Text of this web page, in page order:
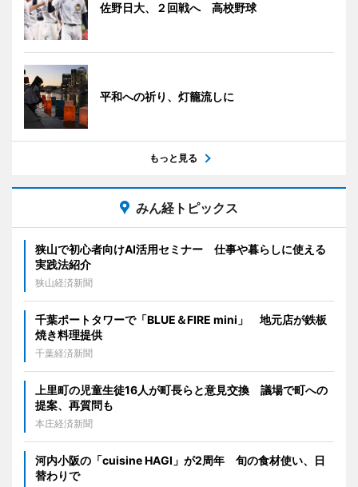
佐野日大、２回戦へ 高校野球
平和への祈り、灯籠流しに
もっと見る
みん経トピックス
狭山で初心者向けAI活用セミナー 仕事や暮らしに使える
実践法紹介
狭山経済新聞
千葉ポートタワーで「BLUE＆FIRE mini」 地元店が鉄板
焼き料理提供
千葉経済新聞
上里町の児童生徒16人が町長らと意見交換 議場で町への
提案、再質問も
本庄経済新聞
河内小阪の「cuisine HAGI」が2周年 旬の食材使い、日
替わりで